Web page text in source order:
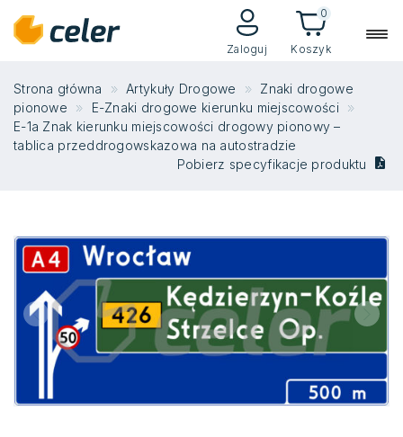
Zaloguj Koszyk
0
Strona główna Artykuły Drogowe
Znaki drogowe
pionowe
E-Znaki drogowe kierunku miejscowości
E-1a Znak kierunku miejscowości drogowy pionowy –
tablica przeddrogowskazowa na autostradzie
Pobierz specyfikacje produktu